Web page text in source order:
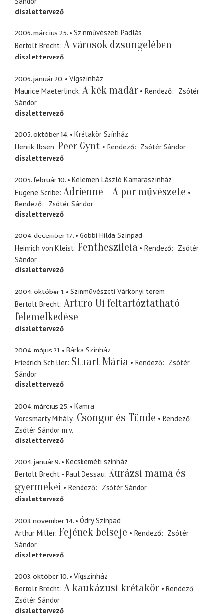
díszlettervező
2006. március 25.
Színművészeti Padlás
Bertolt Brecht A városok dzsungelében
díszlettervező
2006. január 20.
Vígszínház
Maurice Maeterlinck A kék madár Rendező
Zsótér
Sándor
díszlettervező
2005. október 14.
Krétakör Színház
Henrik Ibsen Peer Gynt Rendező
Zsótér Sándor
díszlettervező
2005. február 10.
Kelemen László Kamaraszínház
Eugene Scribe Adrienne - A por művészete
Rendező
Zsótér Sándor
díszlettervező
2004. december 17.
Gobbi Hilda Színpad
Heinrich von Kleist Pentheszileia Rendező
Zsótér
Sándor
díszlettervező
2004. október 1.
Színművészeti Várkonyi terem
Bertolt Brecht Arturo Ui feltartóztatható
felemelkedése
díszlettervező
2004. május 21.
Bárka Színház
Friedrich Schiller Stuart Mária Rendező
Zsótér
Sándor
díszlettervező
2004. március 25.
Kamra
Vörösmarty Mihály Csongor és Tünde
Rendező
Zsótér Sándor m.v.
díszlettervező
2004. január 9.
Kecskeméti színház
Bertolt Brecht - Paul Dessau Kurázsi mama és
gyermekei
Rendező
Zsótér Sándor
díszlettervező
2003. november 14.
Ódry Színpad
Arthur Miller Fejének belseje Rendező
Zsótér
Sándor
díszlettervező
2003. október 10.
Vígszínház
Bertolt Brecht A kaukázusi krétakör
Rendező
Zsótér Sándor
díszlettervező